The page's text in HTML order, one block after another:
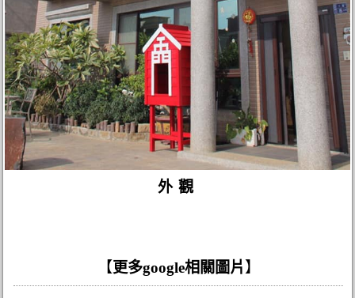
外觀
【更多google相關圖片 】